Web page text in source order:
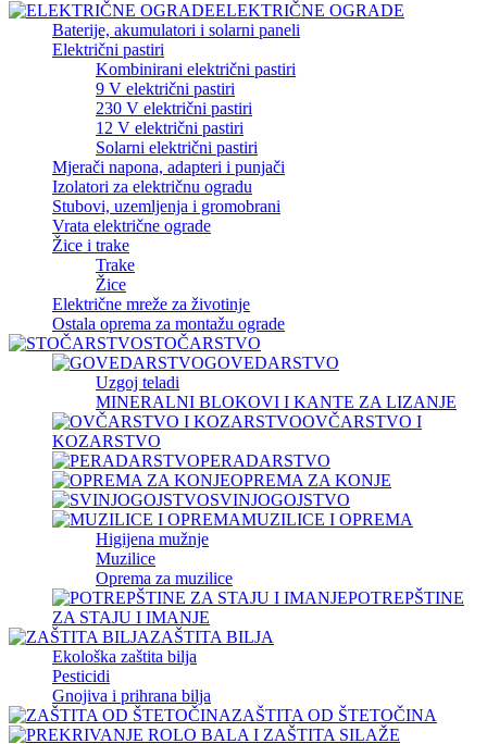
ELEKTRIČNE OGRADE
Baterije, akumulatori i solarni paneli
Električni pastiri
Kombinirani električni pastiri
9 V električni pastiri
230 V električni pastiri
12 V električni pastiri
Solarni električni pastiri
Mjerači napona, adapteri i punjači
Izolatori za električnu ogradu
Stubovi, uzemljenja i gromobrani
Vrata električne ograde
Žice i trake
Trake
Žice
Električne mreže za životinje
Ostala oprema za montažu ograde
STOČARSTVO
GOVEDARSTVO
Uzgoj teladi
MINERALNI BLOKOVI I KANTE ZA LIZANJE
OVČARSTVO I
KOZARSTVO
PERADARSTVO
OPREMA ZA KONJE
SVINJOGOJSTVO
MUZILICE I OPREMA
Higijena mužnje
Muzilice
Oprema za muzilice
POTREPŠTINE
ZA STAJU I IMANJE
ZAŠTITA BILJA
Ekološka zaštita bilja
Pesticidi
Gnojiva i prihrana bilja
ZAŠTITA OD ŠTETOČINA